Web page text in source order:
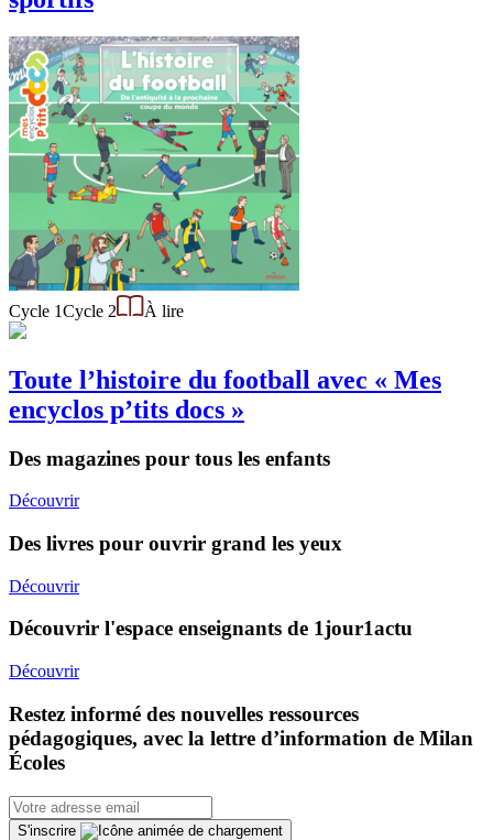
Cycle 1Cycle 2 À lire
Toute l’histoire du football avec « Mes
encyclos p’tits docs »
Des magazines pour tous les enfants
Découvrir
Des livres pour ouvrir grand les yeux
Découvrir
Découvrir l'espace enseignants de 1jour1actu
Découvrir
Restez informé des nouvelles ressources
pédagogiques, avec la lettre d’information de Milan
Écoles
S'inscrire